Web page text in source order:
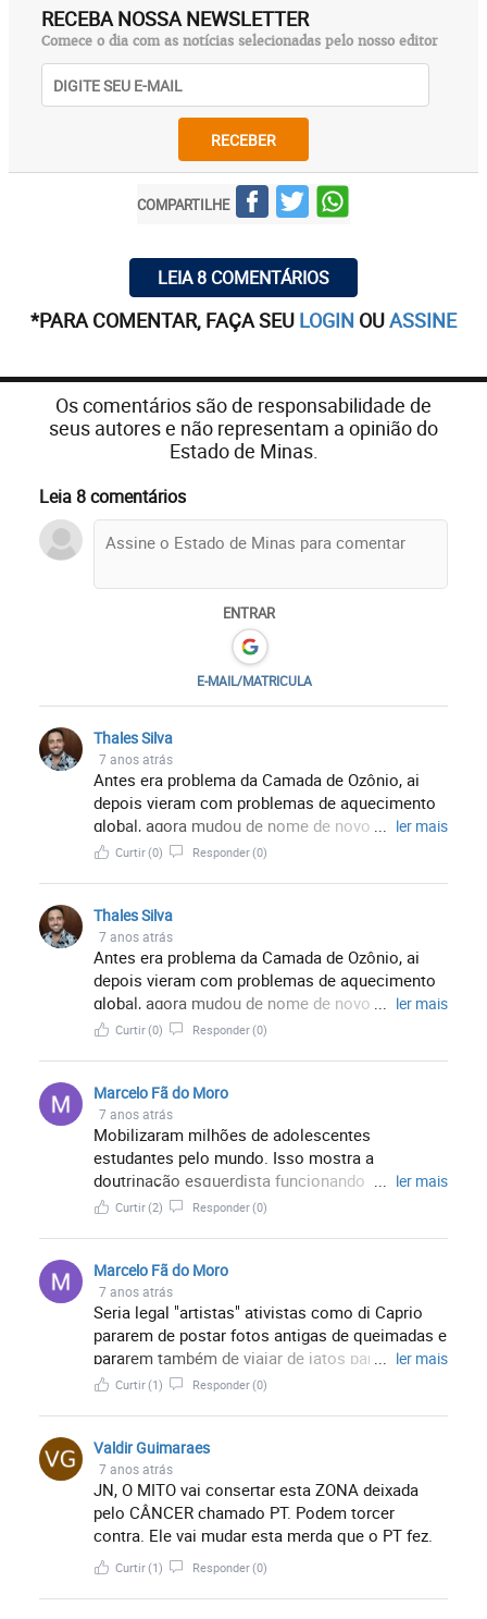
RECEBA NOSSA NEWSLETTER
Comece o dia com as notícias selecionadas pelo nosso editor
RECEBER
COMPARTILHE
LEIA 8 COMENTÁRIOS
*PARA COMENTAR, FAÇA SEU LOGIN OUASSINE
Os comentários são de responsabilidade de
seus autores e não representam a opinião do
Estado de Minas.
Leia 8 comentários
ENTRAR
E-MAIL/MATRICULA
Thales Silva
7 anos atrás
Antes era problema da Camada de Ozônio, ai
depois vieram com problemas de aquecimento
global, agora mudou de nome de novo!?!?
Porque é mudanças climaticas?!!?! Quem definiu
... ler mais
Curtir(0) Responder(0)
Thales Silva
7 anos atrás
Antes era problema da Camada de Ozônio, ai
depois vieram com problemas de aquecimento
global, agora mudou de nome de novo!?!?
Porque é mudanças climaticas?!!?! Quem definiu
... ler mais
Curtir(0) Responder(0)
Marcelo Fã do Moro
7 anos atrás
Mobilizaram milhões de adolescentes
estudantes pelo mundo. Isso mostra a
doutrinação esquerdista funcionando nas
escolas em muitos países. Chega a ser patético
dos EUA não está fazendo nada!". Se você não é
socialista aos 20, você não tem coração. Se
você é aos 30, você não tem cérebro.
... ler mais
Curtir(2) Responder(0)
Marcelo Fã do Moro
7 anos atrás
Seria legal "artistas" ativistas como di Caprio
pararem de postar fotos antigas de queimadas e
pararem também de viajar de jatos particulares,
não? Ou seja: pararem de HIPOCRISIA, pois
emissão...
... ler mais
Curtir(1) Responder(0)
Valdir Guimaraes
7 anos atrás
JN, O MITO vai consertar esta ZONA deixada
pelo CÂNCER chamado PT. Podem torcer
contra. Ele vai mudar esta merda que o PT fez.
Curtir(1) Responder(0)